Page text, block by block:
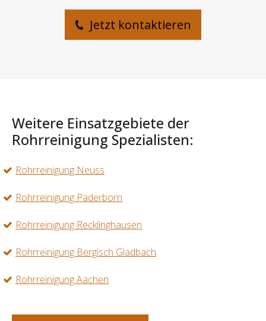
Jetzt kontaktieren
Weitere Einsatzgebiete der
Rohrreinigung Spezialisten:
Rohrreinigung Neuss
Rohrreinigung Paderborn
Rohrreinigung Recklinghausen
Rohrreinigung Bergisch Gladbach
Rohrreinigung Aachen